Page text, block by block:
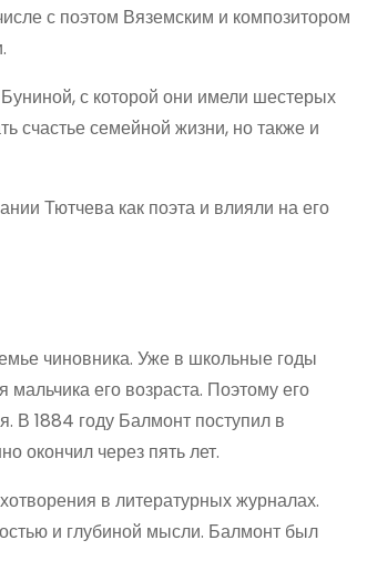
с поэтом Вяземским и композитором
с которой они имели шестерых
счастье семейной жизни, но также и
Тютчева как поэта и влияли на его
чиновника. Уже в школьные годы
его возраста. Поэтому его
В 1884 году Балмонт поступил в
окончил через пять лет.
в литературных журналах.
и глубиной мысли. Балмонт был